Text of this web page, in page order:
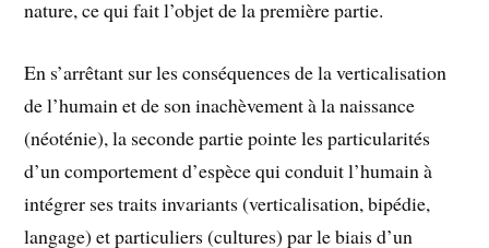
nature, ce qui fait l’objet de la première partie.
En s’arrêtant sur les conséquences de la verticalisation
de l’humain et de son inachèvement à la naissance
(néoténie), la seconde partie pointe les particularités
d’un comportement d’espèce qui conduit l’humain à
intégrer ses traits invariants (verticalisation, bipédie,
langage) et particuliers (cultures) par le biais d’un